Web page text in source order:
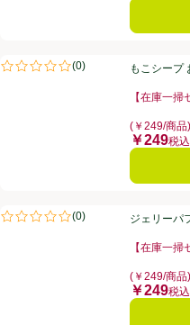
もこシープ おしりシール C
(0)
評価は0件のレビューで5点中0.0
もこシープ
【在庫一掃
(￥249/商品)
価格
￥249税
ジェリーパフェシール C
(0)
評価は0件のレビューで5点中0.0
ジェリーパ
【在庫一掃
(￥249/商品)
価格
￥249税